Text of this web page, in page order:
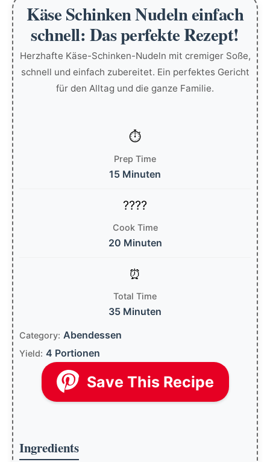
Käse Schinken Nudeln einfach
schnell: Das perfekte Rezept!
Herzhafte Käse-Schinken-Nudeln mit cremiger Soße,
schnell und einfach zubereitet. Ein perfektes Gericht
für den Alltag und die ganze Familie.
Prep Time
15 Minuten
Cook Time
20 Minuten
Total Time
35 Minuten
Category: Abendessen
Yield: 4 Portionen
Save This Recipe
Ingredients